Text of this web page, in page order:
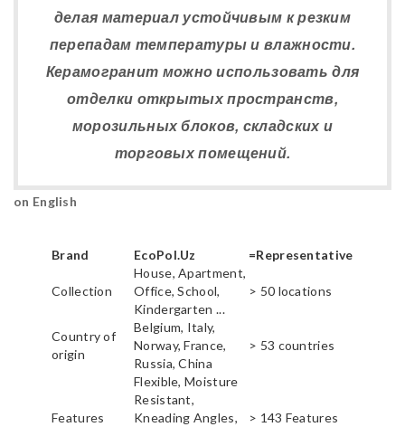
делая материал устойчивым к резким
перепадам температуры и влажности.
Керамогранит можно использовать для
отделки открытых пространств,
морозильных блоков, складских и
торговых помещений.
on English
Brand EcoPol.Uz =Representative
Collection
House, Apartment,
Office, School,
Kindergarten ...
> 50 locations
Country of
origin
Belgium, Italy,
Norway, France,
Russia, China
> 53 countries
Features
Flexible, Moisture
Resistant,
Kneading Angles,
> 143 Features